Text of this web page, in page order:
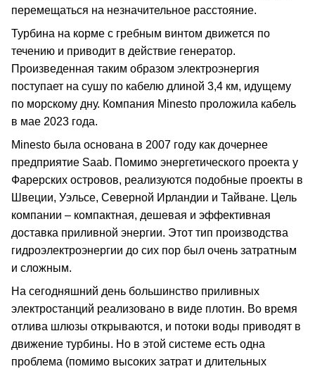
перемещаться на незначительное расстояние.
Турбина на корме с гребным винтом движется по
течению и приводит в действие генератор.
Произведенная таким образом электроэнергия
поступает на сушу по кабелю длиной 3,4 км, идущему
по морскому дну. Компания Minesto проложила кабель
в мае 2023 года.
Minesto была основана в 2007 году как дочернее
предприятие Saab. Помимо энергетического проекта у
Фарерских островов, реализуются подобные проекты в
Швеции, Уэльсе, Северной Ирландии и Тайване. Цель
компании – компактная, дешевая и эффективная
доставка приливной энергии. Этот тип производства
гидроэлектроэнергии до сих пор был очень затратным
и сложным.
На сегодняшний день большинство приливных
электростанций реализовано в виде плотин. Во время
отлива шлюзы открываются, и потоки воды приводят в
движение турбины. Но в этой системе есть одна
проблема (помимо высоких затрат и длительных